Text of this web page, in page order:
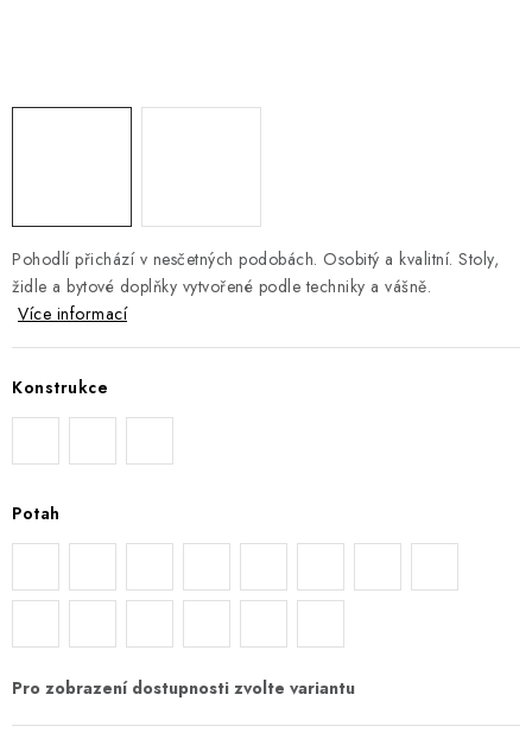
Pohodlí přichází v nesčetných podobách. Osobitý a kvalitní. Stoly,
židle a bytové doplňky vytvořené podle techniky a vášně.
Více informací
Konstrukce
Potah